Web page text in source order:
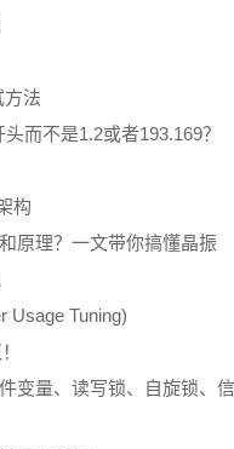
方法
而不是1.2或者193.169？
构
原理？一文带你搞懂晶振
Usage Tuning)
变量、读写锁、自旋锁、